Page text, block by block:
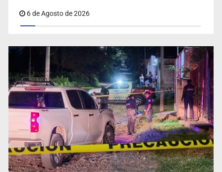
Sheinbaum defiende consulta pública sobre derechos
de las audiencias
6 de Agosto de 2026